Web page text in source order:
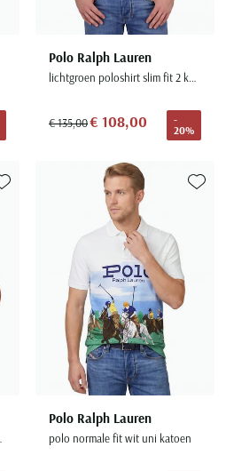
Polo Ralph Lauren
lichtgroen poloshirt slim fit 2 knopen
€ 135,00€ 108,00
-
20%
Toevoegen aan favorieten
Polo Ralph Lauren
polo normale fit wit uni katoen